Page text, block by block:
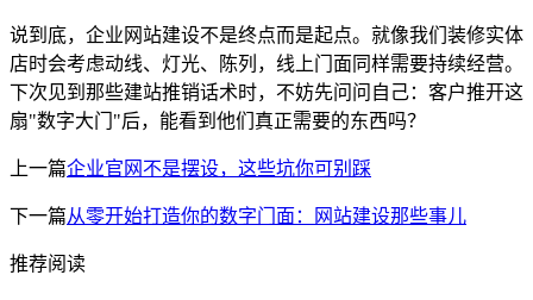
说到底，企业网站建设不是终点而是起点。就像我们装修实体
店时会考虑动线、灯光、陈列，线上门面同样需要持续经营。
下次见到那些建站推销话术时，不妨先问问自己：客户推开这
扇"数字大门"后，能看到他们真正需要的东西吗？
上一篇企业官网不是摆设，这些坑你可别踩
下一篇从零开始打造你的数字门面：网站建设那些事儿
推荐阅读